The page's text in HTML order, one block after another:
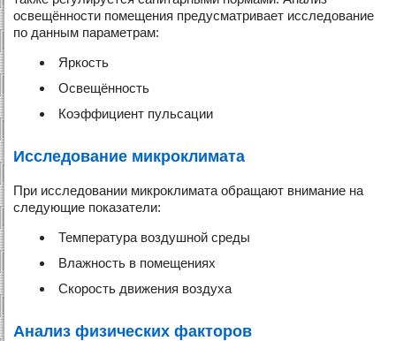
освещённости помещения предусматривает исследование
по данным параметрам:
Яркость
Освещённость
Коэффициент пульсации
Исследование микроклимата
При исследовании микроклимата обращают внимание на
следующие показатели:
Температура воздушной среды
Влажность в помещениях
Скорость движения воздуха
Анализ физических факторов